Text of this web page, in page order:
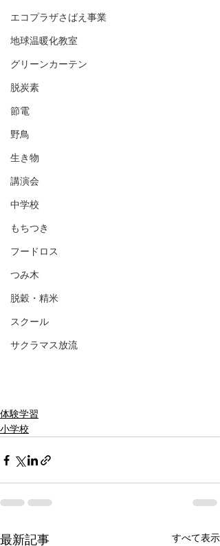
エコプラザさばえ事業
地球温暖化教室
グリーンカーテン
脱炭素
節電
野鳥
生き物
講演会
中学校
もちつき
フードロス
つみ木
脱穀・精米
スクール
サクラマス放流
体験学習
小学校
最新記事 すべて表示